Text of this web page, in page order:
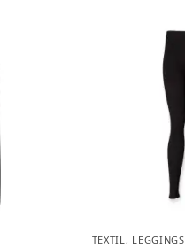
TEXTIL, LEGGINGS